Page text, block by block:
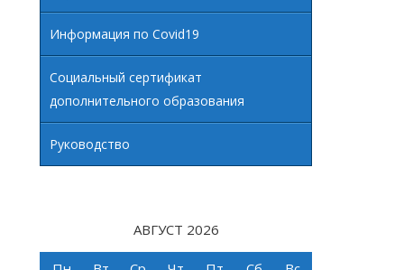
Информация по Covid19
Социальный сертификат
дополнительного образования
Руководство
АВГУСТ 2026